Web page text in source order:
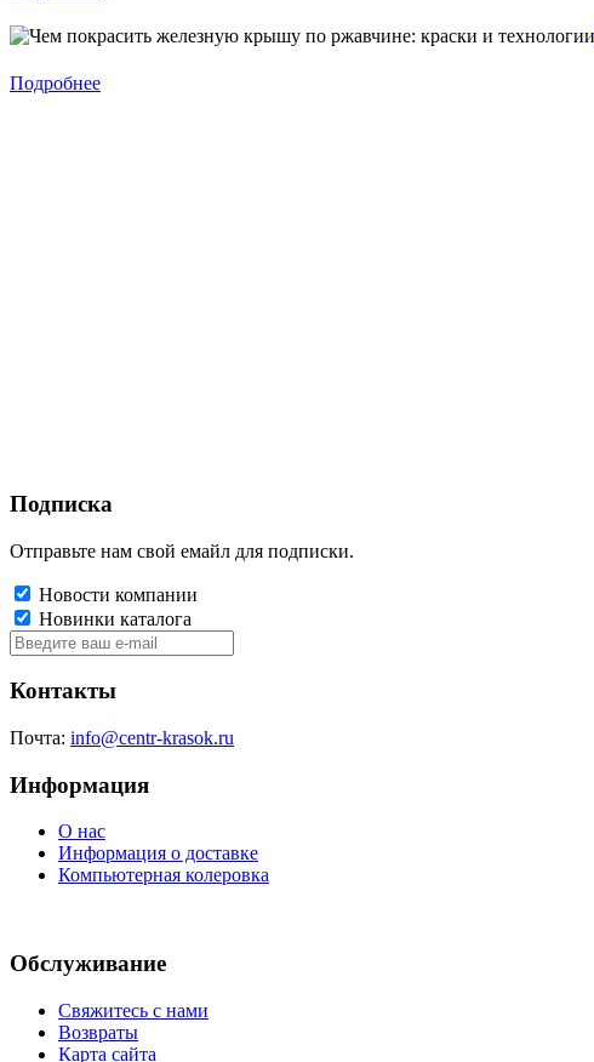
Подробнее
Подписка
Отправьте нам свой емайл для подписки.
Новости компании
Новинки каталога
Контакты
Почта: info@centr-krasok.ru
Информация
О нас
Информация о доставке
Компьютерная колеровка
Обслуживание
Свяжитесь с нами
Возвраты
Карта сайта